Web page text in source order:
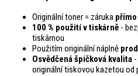
Originální toner = záruka
100 % použití v tiskárně -
tiskárnou
Použitím originální náplně
Osvědčená špičková kvalita
originální tiskovou kazetou od